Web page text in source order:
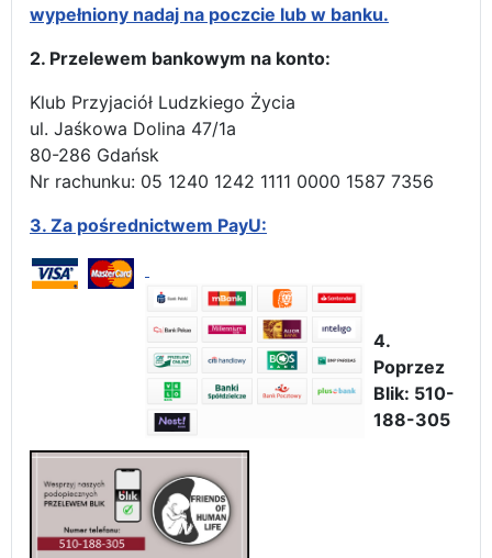
wypełniony nadaj na poczcie lub w banku.
2. Przelewem bankowym na konto:
Klub Przyjaciół Ludzkiego Życia
ul. Jaśkowa Dolina 47/1a
80-286 Gdańsk
Nr rachunku: 05 1240 1242 1111 0000 1587 7356
3. Za pośrednictwem PayU:
4.
Poprzez
Blik: 510-
188-305